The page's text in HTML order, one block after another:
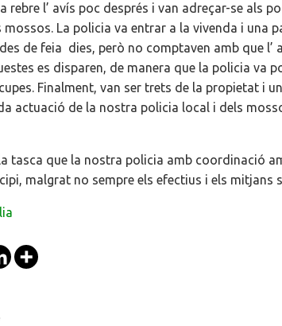
rebre l’ avís poc després i van adreçar-se als
La policia va entrar a la vivenda i una
de feia dies, però no comptaven amb que l’
es disparen, de manera que la policia va
Finalment, van ser trets de la propietat i
actuació de la nostra policia local i dels
tasca que la nostra policia amb coordinació
malgrat no sempre els efectius i els mitjans